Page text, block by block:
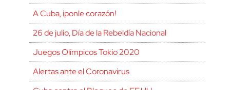
A Cuba, ¡ponle corazón!
26 de julio, Día de la Rebeldía Nacional
Juegos Olímpicos Tokio 2020
Alertas ante el Coronavirus